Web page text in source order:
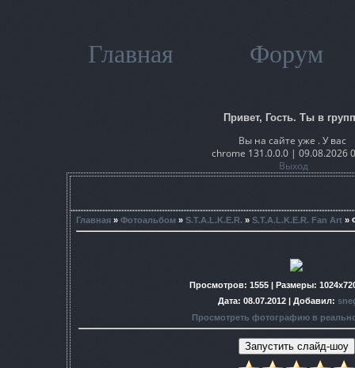
Главная Форум
Привет, Гость. Ты в
Вы на сайте уже . У вас
chrome 131.0.0.0 | 09.08.2026
Выход
Главная » Фотоальбом » S.T.A.L.K.E.R. » S.T.A.L.K.E.R. Fan Art »
Просмотров: 1555 | Размеры:
Дата: 08.07.2012 | Добавил:
Просмотреть фотографию в